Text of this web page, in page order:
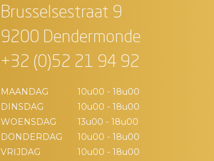
Brusselsestraat 9
9200 Dendermonde
+32 (0)52 21 94 92
MAANDAG
10u00 - 18u00
DINSDAG
10u00 - 18u00
WOENSDAG
13u00 - 18u00
DONDERDAG
10u00 - 18u00
VRIJDAG
10u00 - 18u00